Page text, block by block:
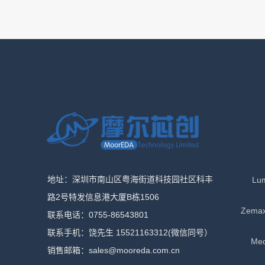
地址：深圳市南山区粤海街道科技园社区科丰
路2号特发信息港大厦B栋1506
联系电话：0755-86543801
联系手机：饶先生 15521163312(微信同号）
销售邮箱：sales@mooreda.com.cn